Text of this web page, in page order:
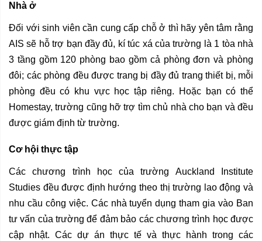
Nhà ở
Đối với sinh viên cần cung cấp chỗ ở thì hãy yên tâm rằng
AIS sẽ hỗ trợ bạn đầy đủ, kí túc xá của trường là 1 tòa nhà
3 tầng gồm 120 phòng bao gồm cả phòng đơn và phòng
đôi; các phòng đều được trang bị đầy đủ trang thiết bị, mỗi
phòng đều có khu vực học tập riêng. Hoặc bạn có thể
Homestay, trường cũng hỡ trợ tìm chủ nhà cho bạn và đều
được giám định từ trường.
Cơ hội thực tập
Các chương trình học của trường Auckland Institute
Studies đều được định hướng theo thị trường lao động và
nhu cầu công việc. Các nhà tuyển dụng tham gia vào Ban
tư vấn của trường để đảm bảo các chương trình học được
cập nhật. Các dự án thực tế và thực hành trong các